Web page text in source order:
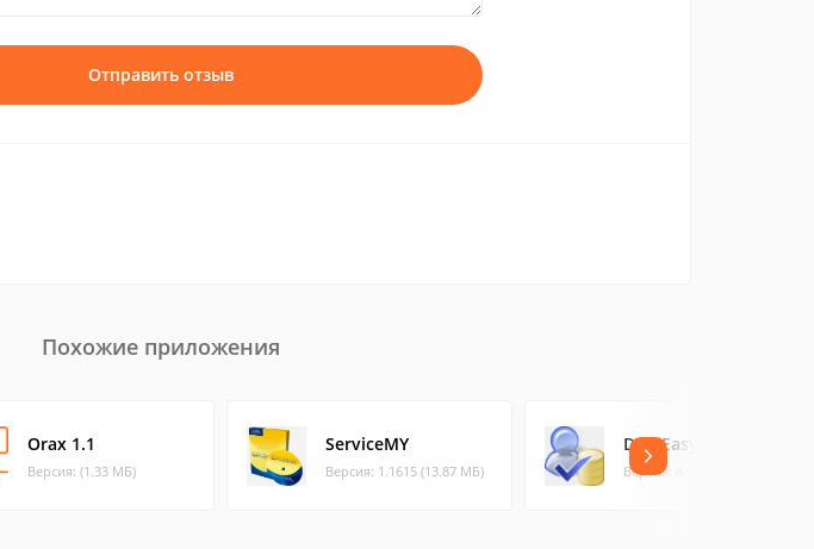
Отправить отзыв
Похожие приложения
Orax 1.1
Версия: (1.33 МБ)
ServiceMY
Версия: 1.1615 (13.87 МБ)
DBA Easy Control
Версия: 4.0 (20.31 МБ)